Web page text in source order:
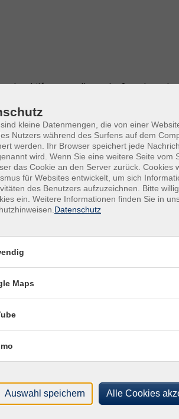
verhilft zu grundlegender Sprech- und
Sie am Ende die wichtigsten
Kommunikation sowie Wortschatz-
(ISBN 978-3-12-527982-7)
Werder, KVHS, Adolf-Damaschke-Straße
Werder, KVHS, Adolf-Damaschke-Straße
Werder, KVHS, Adolf-Damaschke-Straße
Werder, KVHS, Adolf-Damaschke-Straße
Werder, KVHS, Adolf-Damaschke-Straße
kleine Datenmengen, die von einer
Nutzers während des Surfens auf dem
werden. Ihr Browser speichert jede
wird. Wenn Sie eine weitere Seite vom
das Cookie an den Server zurück. Cookies
für Websites entwickelt, um sich
des Benutzers aufzuzeichnen. Bitte
ein. Weitere Informationen finden Sie in
Datenschutz
Maps
Auswahl speichern Alle Cookies